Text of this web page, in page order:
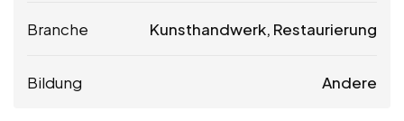
Branche Kunsthandwerk, Restaurierung
Bildung Andere